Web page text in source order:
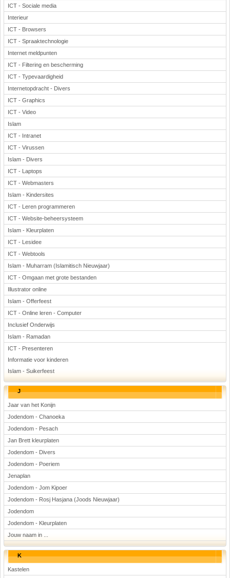
ICT - Sociale media
Interieur
ICT - Browsers
ICT - Spraaktechnologie
Internet meldpunten
ICT - Filtering en bescherming
ICT - Typevaardigheid
Internetopdracht - Divers
ICT - Graphics
ICT - Video
Islam
ICT - Intranet
ICT - Virussen
Islam - Divers
ICT - Laptops
ICT - Webmasters
Islam - Kindersites
ICT - Leren programmeren
ICT - Website-beheersysteem
Islam - Kleurplaten
ICT - Lesidee
ICT - Webtools
Islam - Muharram (Islamitisch Nieuwjaar)
ICT - Omgaan met grote bestanden
Illustrator online
Islam - Offerfeest
ICT - Online leren - Computer
Inclusief Onderwijs
Islam - Ramadan
ICT - Presenteren
Informatie voor kinderen
Islam - Suikerfeest
J
Jaar van het Konijn
Jodendom - Chanoeka
Jodendom - Pesach
Jan Brett kleurplaten
Jodendom - Divers
Jodendom - Poeriem
Jenaplan
Jodendom - Jom Kipoer
Jodendom - Rosj Hasjana (Joods Nieuwjaar)
Jodendom
Jodendom - Kleurplaten
Jouw naam in ...
K
Kastelen